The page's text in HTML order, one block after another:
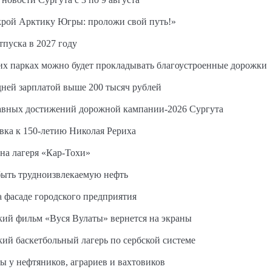
Арктику Югры: проложи свой путь!»
в 2027 году
парках можно будет прокладывать благоустроенные дорожки
зарплатой выше 200 тысяч рублей
достижений дорожной кампании-2026 Сургута
к 150-летию Николая Рериха
лагеря «Кар-Тохи»
трудноизвлекаемую нефть
городского предприятия
фильм «Вуся Вулаты» вернется на экраны
баскетбольный лагерь по сербской системе
нефтяников, аграриев и вахтовиков